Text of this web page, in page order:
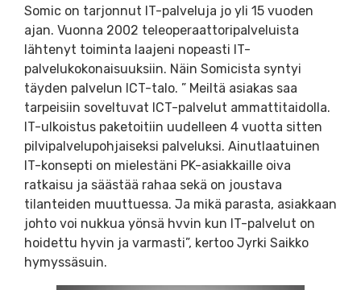
Somic on tarjonnut IT-palveluja jo yli 15 vuoden
ajan. Vuonna 2002 teleoperaattoripalveluista
lähtenyt toiminta laajeni nopeasti IT-
palvelukokonaisuuksiin. Näin Somicista syntyi
täyden palvelun ICT-talo. ” Meiltä asiakas saa
tarpeisiin soveltuvat ICT-palvelut ammattitaidolla.
IT-ulkoistus paketoitiin uudelleen 4 vuotta sitten
pilvipalvelupohjaiseksi palveluksi. Ainutlaatuinen
IT-konsepti on mielestäni PK-asiakkaille oiva
ratkaisu ja säästää rahaa sekä on joustava
tilanteiden muuttuessa. Ja mikä parasta, asiakkaan
johto voi nukkua yönsä hvvin kun IT-palvelut on
hoidettu hyvin ja varmasti”, kertoo Jyrki Saikko
hymyssäsuin.